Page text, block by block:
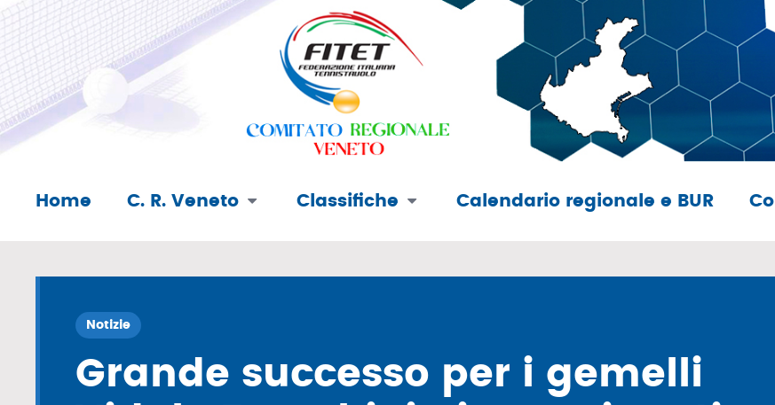
Home C. R. Veneto Classifiche Calendario regionale e BUR
Notizie
Grande successo per i gemelli